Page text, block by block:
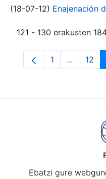
(18-07-12) Enajenación
121 - 130 erakusten
Orrialdea
1 ... 12
Ebatzi gure